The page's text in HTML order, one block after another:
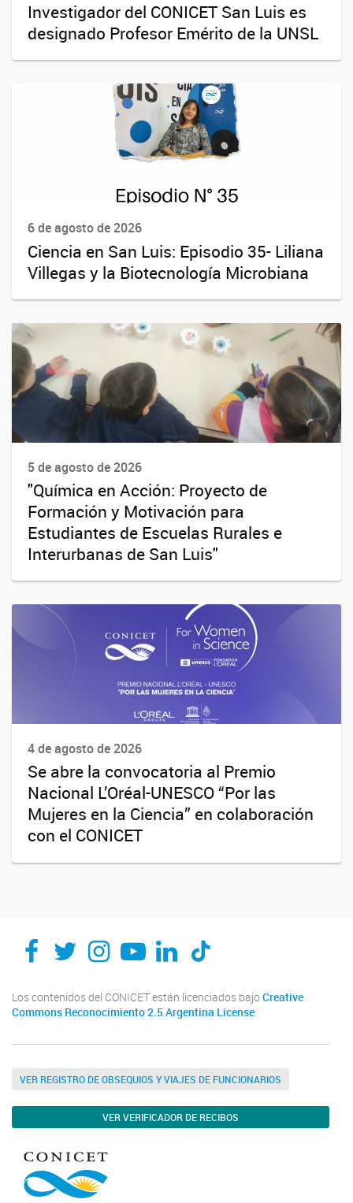
Investigador del CONICET San Luis es
designado Profesor Emérito de la UNSL
6 de agosto de 2026
Ciencia en San Luis: Episodio 35- Liliana
Villegas y la Biotecnología Microbiana
5 de agosto de 2026
"Química en Acción: Proyecto de
Formación y Motivación para
Estudiantes de Escuelas Rurales e
Interurbanas de San Luis"
4 de agosto de 2026
Se abre la convocatoria al Premio
Nacional L’Oréal-UNESCO “Por las
Mujeres en la Ciencia” en colaboración
con el CONICET
Los contenidos del CONICET están licenciados bajo Creative
Commons Reconocimiento 2.5 Argentina License
VER REGISTRO DE OBSEQUIOS Y VIAJES DE FUNCIONARIOS
VER VERIFICADOR DE RECIBOS